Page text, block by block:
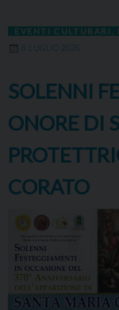
EVENTI CULTURARI
8 LUGLIO 2026
SOLENNI
ONORE DI
CORATO